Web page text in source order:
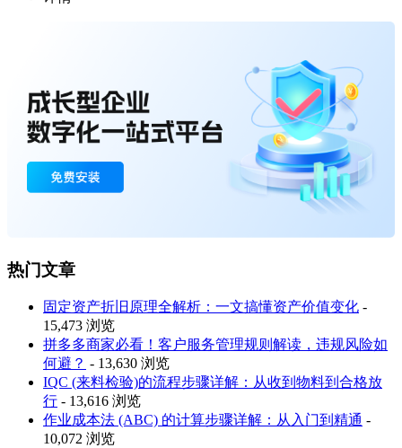
热门文章
固定资产折旧原理全解析：一文搞懂资产价值变化 -
15,473 浏览
拼多多商家必看！客户服务管理规则解读，违规风险如
何避？ - 13,630 浏览
IQC (来料检验)的流程步骤详解：从收到物料到合格放
行 - 13,616 浏览
作业成本法 (ABC) 的计算步骤详解：从入门到精通 -
10,072 浏览